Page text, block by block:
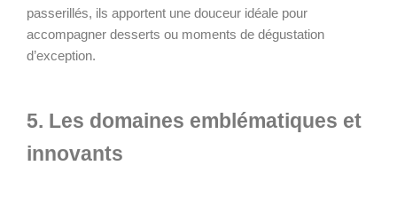
passerillés, ils apportent une douceur idéale pour
accompagner desserts ou moments de dégustation
d’exception.
5. Les domaines emblématiques et
innovants